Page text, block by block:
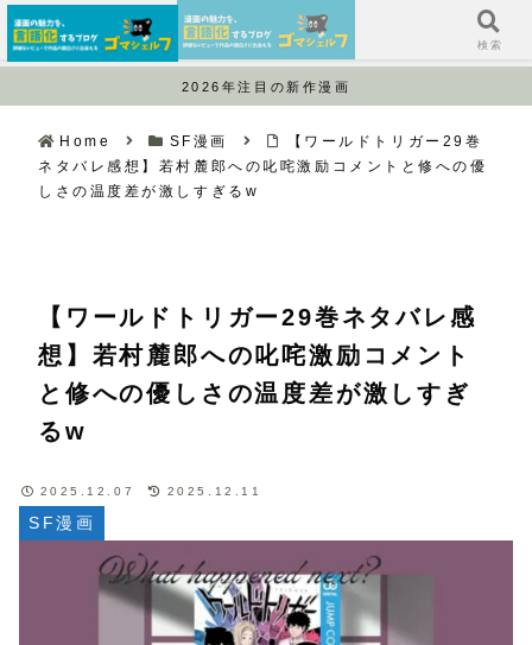
2026年注目の新作漫画
Home SF漫画
【ワールドトリガー29巻
ネタバレ感想】若村麓郎への叱咤激励コメントと修への優
しさの温度差が激しすぎるw
【ワールドトリガー29巻ネタバレ感
想】若村麓郎への叱咤激励コメント
と修への優しさの温度差が激しすぎ
るw
SF漫画
2025.12.07 2025.12.11
サイドバー 検索